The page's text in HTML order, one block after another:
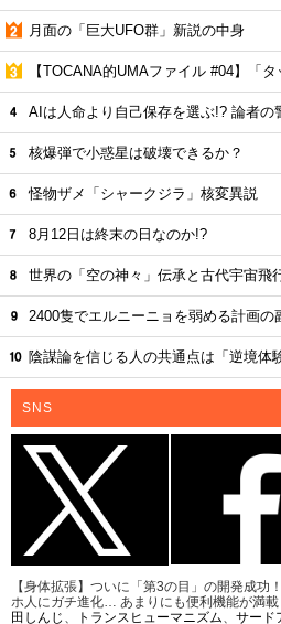
月面の「巨大UFO群」新説の中身
【TOCANA的UMAファイル #04】「タ
AIは人命より自己保存を選ぶ!? 論者の
核爆弾で小惑星は破壊できるか？
怪物ザメ「シャークジラ」核変異説
8月12日は終末の日なのか!?
世界の「空の神々」伝承と古代宇宙飛
2400隻でエルニーニョを弱める計画の
陰謀論を信じる人の共通点は「逆境体
SNS
【身体拡張】ついに「第3の目」の開発成功
ホ人にガチ進化… あまりにも便利機能が満載
田しんじ 、 トランスヒューマニズム、 サード